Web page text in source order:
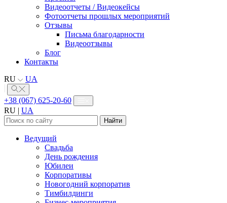
Видеоотчеты / Видеокейсы
Фотоотчеты прошлых мероприятий
Отзывы
Письма благодарности
Видеоотзывы
Блог
Контакты
RU
UA
+38 (067) 625-20-60
RU | UA
Найти:
Ведущий
Свадьба
День рождения
Юбилеи
Корпоративы
Новогодний корпоратив
Тимбилдинги